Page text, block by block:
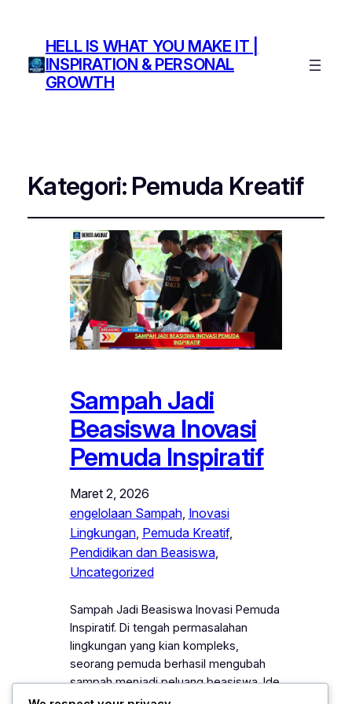
HELL IS WHAT YOU MAKE IT |
INSPIRATION & PERSONAL
GROWTH
Kategori: Pemuda Kreatif
Sampah Jadi
Beasiswa Inovasi
Pemuda Inspiratif
Maret 2, 2026
engelolaan Sampah, Inovasi
Lingkungan, Pemuda Kreatif
Pendidikan dan Beasiswa
Uncategorized
Sampah Jadi Beasiswa Inovasi Pemuda
Inspiratif. Di tengah permasalahan
lingkungan yang kian kompleks,
seorang pemuda berhasil mengubah
sampah menjadi peluang beasiswa. Ide
kreatifnya tidak hanya membersihkan